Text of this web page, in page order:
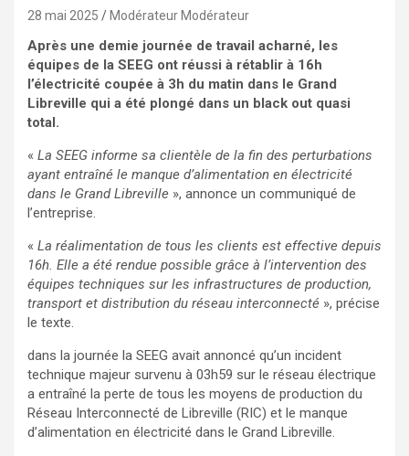
28 mai 2025 Modérateur Modérateur
Après une demie journée de travail acharné, les
équipes de la SEEG ont réussi à rétablir à 16h
l’électricité coupée à 3h du matin dans le Grand
Libreville qui a été plongé dans un black out quasi
total.
« La SEEG informe sa clientèle de la fin des perturbations
ayant entraîné le manque d’alimentation en électricité
dans le Grand Libreville », annonce un communiqué de
l’entreprise.
« La réalimentation de tous les clients est effective depuis
16h. Elle a été rendue possible grâce à l’intervention des
équipes techniques sur les infrastructures de production,
transport et distribution du réseau interconnecté », précise
le texte.
dans la journée la SEEG avait annoncé qu’un incident
technique majeur survenu à 03h59 sur le réseau électrique
a entraîné la perte de tous les moyens de production du
Réseau Interconnecté de Libreville (RIC) et le manque
d’alimentation en électricité dans le Grand Libreville.